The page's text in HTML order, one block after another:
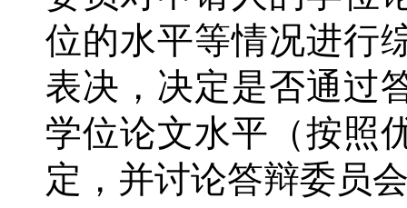
位的水平等情况进行
表决，决定是否通过
学位论文水平（按照
定，并讨论答辩委员